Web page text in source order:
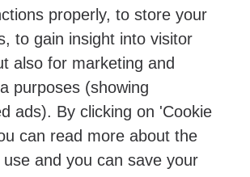
properly, to store your
to gain insight into visitor
also for marketing and
purposes (showing
ads). By clicking on 'Cookie
can read more about the
and you can save your
Volg ons:
Quartet – 2026 All rights